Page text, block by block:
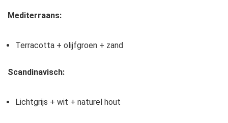
Mediterraans:
Terracotta + olijfgroen + zand
Scandinavisch:
Lichtgrijs + wit + naturel hout